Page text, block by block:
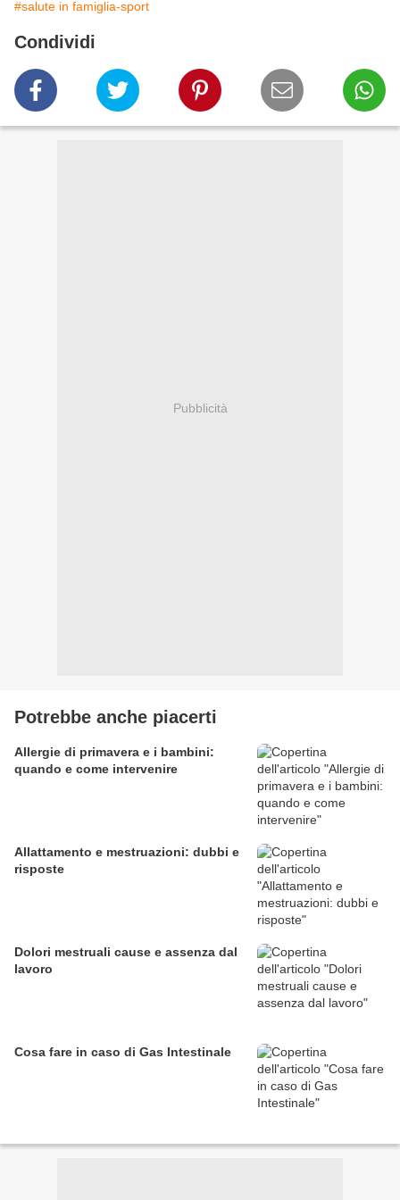
#salute in famiglia-sport
Condividi
Pubblicità
Potrebbe anche piacerti
Allergie di primavera e i bambini:
quando e come intervenire
Allattamento e mestruazioni: dubbi e
risposte
Dolori mestruali cause e assenza dal
lavoro
Cosa fare in caso di Gas Intestinale